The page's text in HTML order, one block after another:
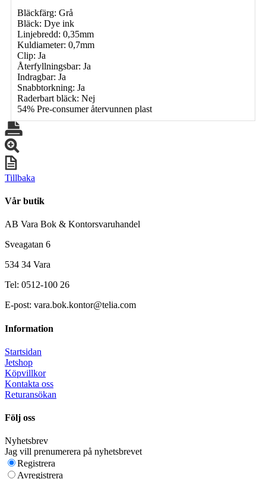
Bläckfärg: Grå
Bläck: Dye ink
Linjebredd: 0,35mm
Kuldiameter: 0,7mm
Clip: Ja
Återfyllningsbar: Ja
Indragbar: Ja
Snabbtorkning: Ja
Raderbart bläck: Nej
54% Pre-consumer återvunnen plast
Tillbaka
Vår butik
AB Vara Bok & Kontorsvaruhandel
Sveagatan 6
534 34 Vara
Tel: 0512-100 26
E-post: vara.bok.kontor@telia.com
Information
Startsidan
Jetshop
Köpvillkor
Kontakta oss
Returansökan
Följ oss
Nyhetsbrev
Jag vill prenumerera på nyhetsbrevet
Registrera
Avregistrera